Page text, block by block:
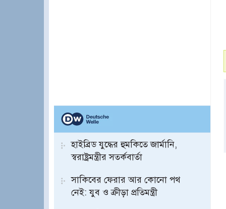
হাইব্রিড যুদ্ধের হুমকিতে জার্মানি,
স্বরাষ্ট্রমন্ত্রীর সতর্কবার্তা
সাকিবের ফেরার আর কোনো পথ
নেই: যুব ও ক্রীড়া প্রতিমন্ত্রী